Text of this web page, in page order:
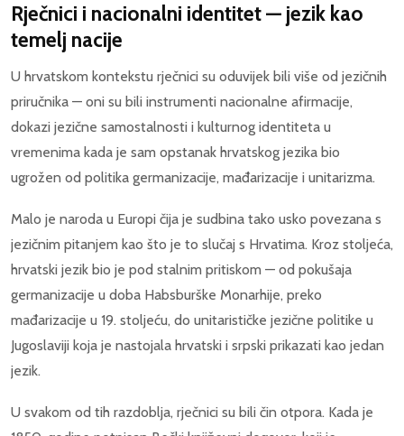
Rječnici i nacionalni identitet — jezik kao
temelj nacije
U hrvatskom kontekstu rječnici su oduvijek bili više od jezičnih
priručnika — oni su bili instrumenti nacionalne afirmacije,
dokazi jezične samostalnosti i kulturnog identiteta u
vremenima kada je sam opstanak hrvatskog jezika bio
ugrožen od politika germanizacije, mađarizacije i unitarizma.
Malo je naroda u Europi čija je sudbina tako usko povezana s
jezičnim pitanjem kao što je to slučaj s Hrvatima. Kroz stoljeća,
hrvatski jezik bio je pod stalnim pritiskom — od pokušaja
germanizacije u doba Habsburške Monarhije, preko
mađarizacije u 19. stoljeću, do unitarističke jezične politike u
Jugoslaviji koja je nastojala hrvatski i srpski prikazati kao jedan
jezik.
U svakom od tih razdoblja, rječnici su bili čin otpora. Kada je